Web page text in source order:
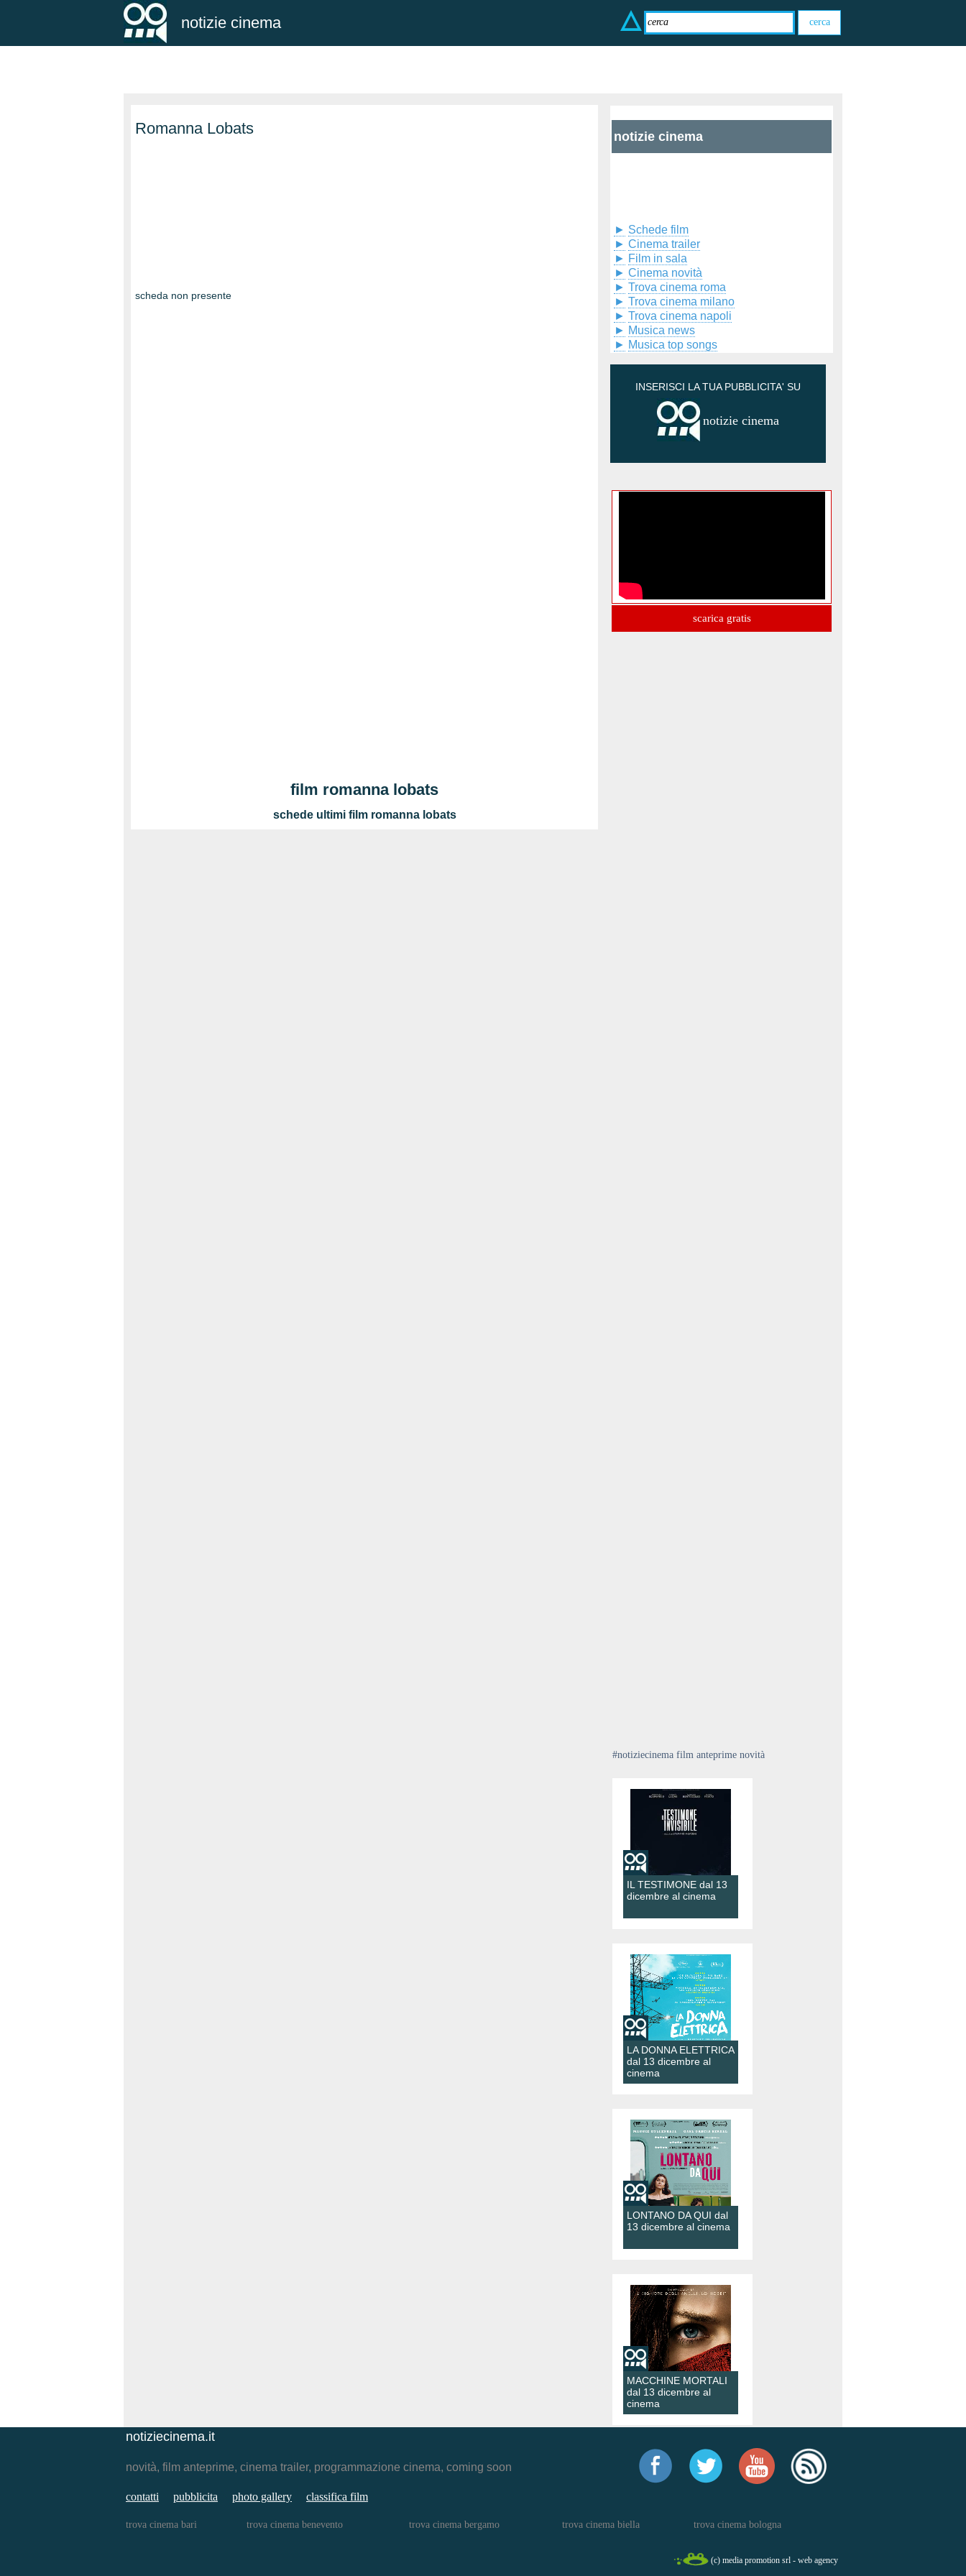
notizie cinema
Romanna Lobats
scheda non presente
film romanna lobats
schede ultimi film romanna lobats
notizie cinema
► Schede film
► Cinema trailer
► Film in sala
► Cinema novità
► Trova cinema roma
► Trova cinema milano
► Trova cinema napoli
► Musica news
► Musica top songs
INSERISCI LA TUA PUBBLICITA' SU
notizie cinema
scarica gratis
#notiziecinema film anteprime novità
IL TESTIMONE dal 13
dicembre al cinema
LA DONNA ELETTRICA
dal 13 dicembre al
cinema
LONTANO DA QUI dal
13 dicembre al cinema
MACCHINE MORTALI
dal 13 dicembre al
cinema
notiziecinema.it
novità, film anteprime, cinema trailer, programmazione cinema, coming soon
contatti pubblicita photo gallery classifica film
trova cinema bari trova cinema benevento trova cinema bergamo trova cinema biella trova cinema bologna
(c) media promotion srl - web agency